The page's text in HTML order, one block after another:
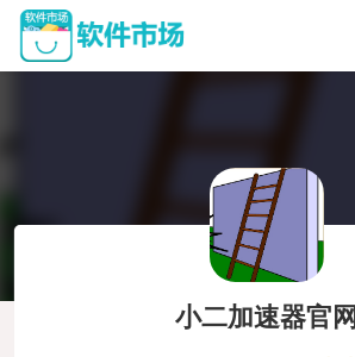
小二加速器官网